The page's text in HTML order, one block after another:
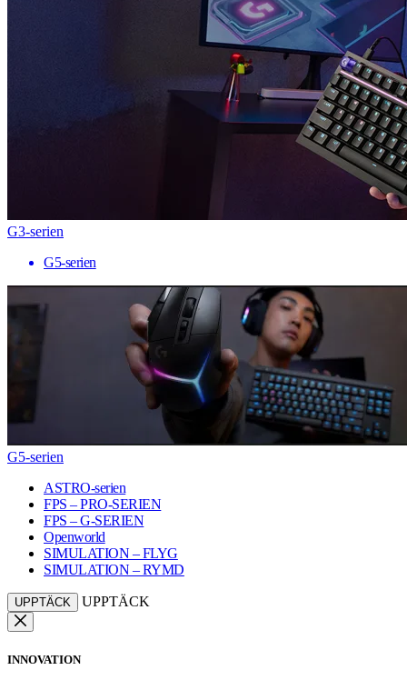
G3-serien
G5-serien
G5-serien
ASTRO-serien
FPS – PRO-SERIEN
FPS – G-SERIEN
Openworld
SIMULATION – FLYG
SIMULATION – RYMD
UPPTÄCK UPPTÄCK
INNOVATION